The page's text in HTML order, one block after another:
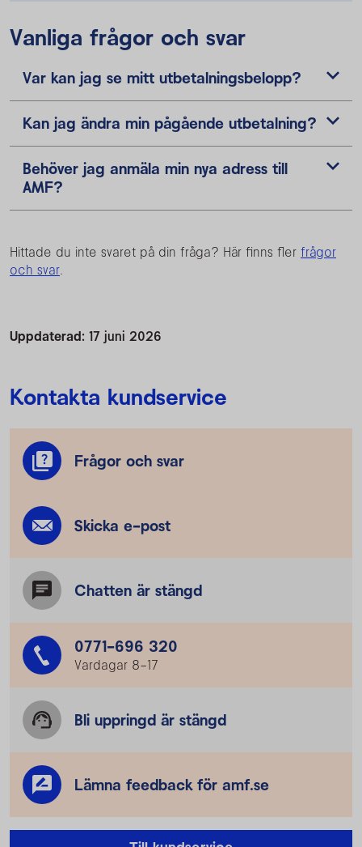
Vanliga frågor och svar
Var kan jag se mitt utbetalningsbelopp?
Kan jag ändra min pågående utbetalning?
Behöver jag anmäla min nya adress till
AMF?
Hittade du inte svaret på din fråga? Här finns fler frågor
och svar
Uppdaterad: 17 juni 2026
Kontakta kundservice
Frågor och svar
Skicka e-post
Chatten är stängd
0771-696 320
Vardagar 8–17
Bli uppringd är stängd
Lämna feedback för amf.se